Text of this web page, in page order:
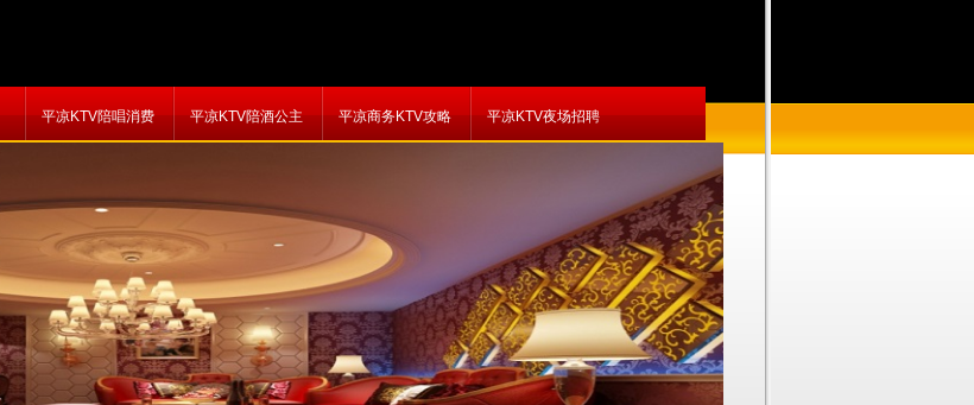
平凉KTV陪唱消费 平凉KTV陪酒公主 平凉商务KTV攻略 平凉KTV夜场招聘